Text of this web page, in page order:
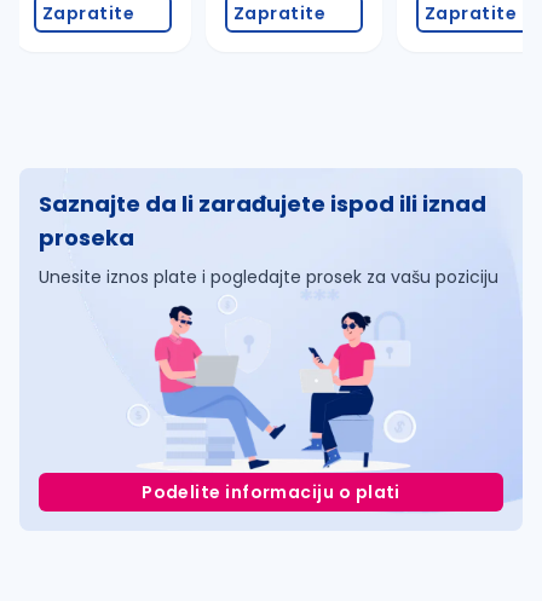
Zapratite Zapratite Zapratite
Saznajte da li zarađujete ispod ili iznad
proseka
Unesite iznos plate i pogledajte prosek za vašu poziciju
Podelite informaciju o plati